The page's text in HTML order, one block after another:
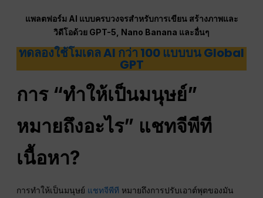
แพลตฟอร์ม AI แบบครบวงจรสำหรับการเขียน สร้างภาพและ
วิดีโอด้วย GPT-5, Nano Banana และอื่นๆ
ทดลองใช้โมเดล AI กว่า 100 แบบบน Global
GPT
การ “ทำให้เป็นมนุษย์”
หมายถึงอะไร” แชทจีพีที
เนื้อหา?
การทำให้เป็นมนุษย์ แชทจีพีที หมายถึงการปรับเอาต์พุตของมัน